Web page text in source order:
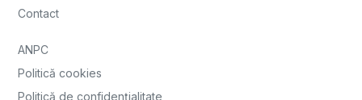
Contact
ANPC
Politică cookies
Politică de confidențialitate